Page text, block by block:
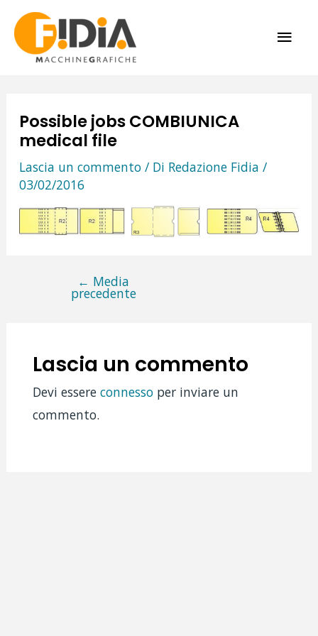
contenuto
Possible jobs COMBIUNICA
medical file
Lascia un commento / Di Redazione Fidia /
03/02/2016
Navigazione
← Media
precedente
Lascia un commento
Devi essereconnesso per inviare un
commento.